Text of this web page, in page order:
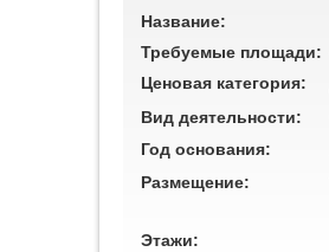
Название:
Требуемые площади:
Ценовая категория:
Вид деятельности:
Год основания:
Размещение:
Этажи: